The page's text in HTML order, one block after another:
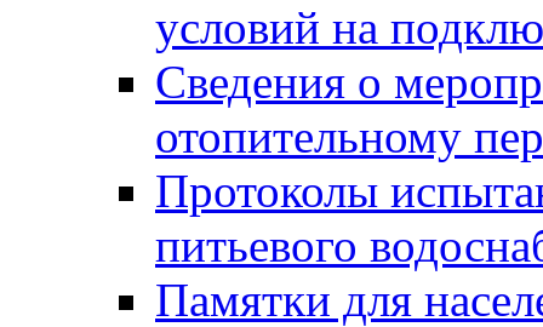
условий на
Сведения о
отопительному
Протоколы
питьевого
Памятки для